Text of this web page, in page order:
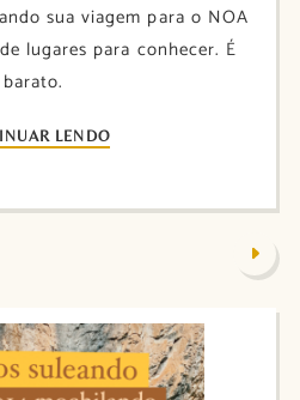
sua viagem para o NOA
lugares para conhecer. É
LENDO